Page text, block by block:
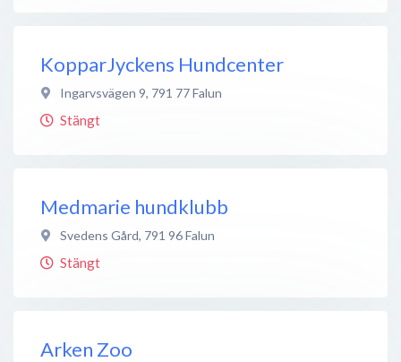
KopparJyckens Hundcenter
Ingarvsvägen 9, 791 77Falun
Stängt
Medmarie hundklubb
Svedens Gård, 791 96Falun
Stängt
Arken Zoo